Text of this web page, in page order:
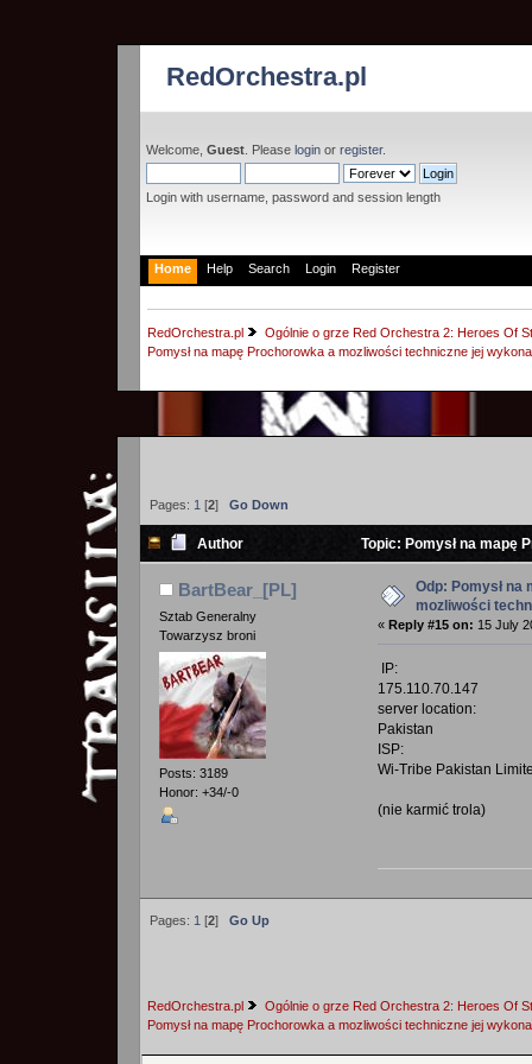
RedOrchestra.pl
Welcome, Guest. Please login or register.
Login with username, password and session length
Home Help Search Login Register
RedOrchestra.pl
Ogólnie o grze Red Orchestra 2: Heroes Of
Pomysł na mapę Prochorowka a mozliwości techniczne jej
Pages: 1 [2] Go Down
Author Topic: Pomysł na mapę
times)
BartBear_[PL]
Sztab Generalny
Towarzysz broni
Posts: 3189
Honor: +34/-0
Odp: Pomysł na
mozliwości
« Reply #15 on: 15 July
IP:
175.110.70.147
server location:
Pakistan
ISP:
Wi-Tribe Pakistan
(nie karmić trola)
Pages: 1 [2] Go Up
RedOrchestra.pl
Ogólnie o grze Red Orchestra 2: Heroes Of
Pomysł na mapę Prochorowka a mozliwości techniczne jej